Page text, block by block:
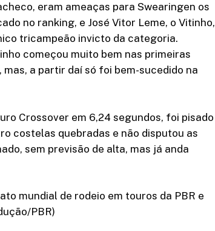
eram ameaças para Swearingen os
no ranking, e José Vitor Leme, o Vitinho,
tricampeão invicto da categoria.
começou muito bem nas primeiras
a partir daí só foi bem-sucedido na
Crossover em 6,24 segundos, foi pisado
costelas quebradas e não disputou as
sem previsão de alta, mas já anda
mundial de rodeio em touros da PBR e
PBR)